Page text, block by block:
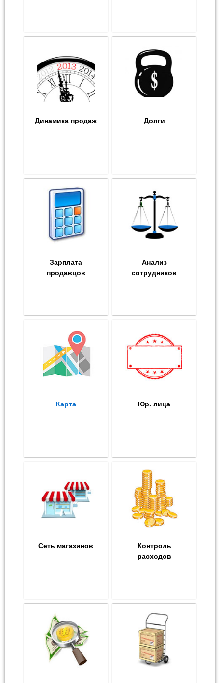
Динамика продаж Долги
Зарплата
продавцов
Анализ
сотрудников
Карта Юр. лица
Сеть магазинов
Контроль
расходов